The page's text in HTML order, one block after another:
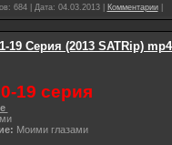
684 | Дата: 04.03.2013| Комментарии|
19 Серия (2013 SATRip) mp4
19 серия
Моими глазами